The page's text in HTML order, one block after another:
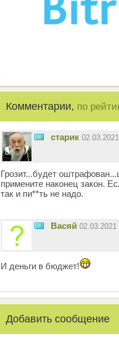
Комментарии, по
старик
Грозит...будет
примените наконец закон.
так и пи**ть не надо.
Васяй
И деньги в бюджет!
Добавить сообщение